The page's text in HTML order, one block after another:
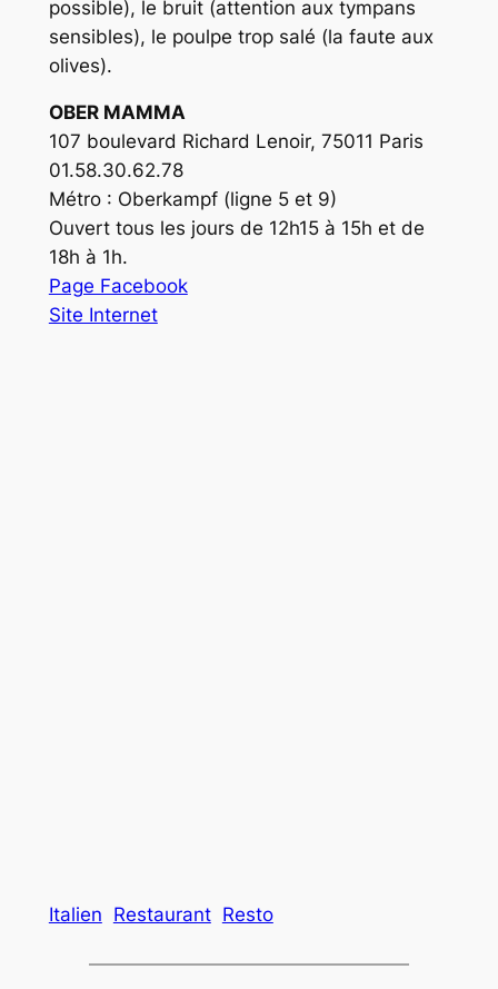
possible), le bruit (attention aux tympans
sensibles), le poulpe trop salé (la faute aux
olives).
OBER MAMMA
107 boulevard Richard Lenoir, 75011 Paris
01.58.30.62.78
Métro : Oberkampf (ligne 5 et 9)
Ouvert tous les jours de 12h15 à 15h et de
18h à 1h.
Page Facebook
Site Internet
Italien Restaurant Resto